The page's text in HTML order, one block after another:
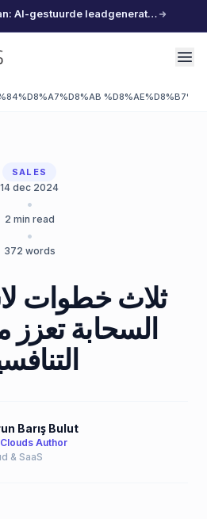
Introductie van LeadOcean: AI-gestuurde leadgeneratie, samengestelde data, moeiteloos schalen
SALES
14 dec 2024
•
2 min read
•
372 words
ثلاث خطوات
السحابة
Barış Bulut
Author
& SaaS